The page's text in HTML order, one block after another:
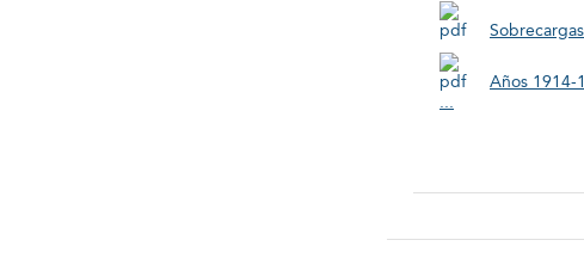
Años 1914-
...